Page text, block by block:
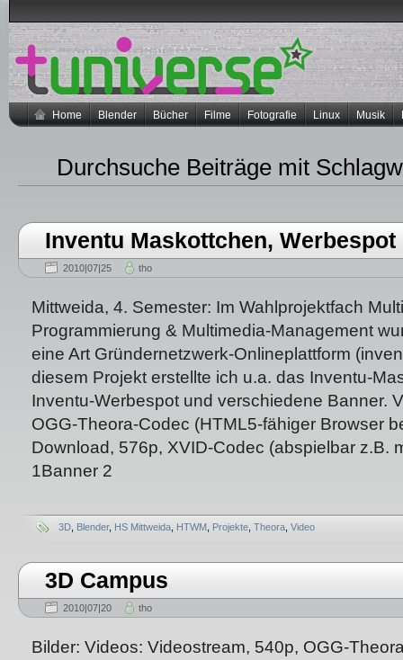
Home Blender Bücher Filme Fotografie Linux Musik
Durchsuche Beiträge mit
Inventu Maskottchen, Werbespot
2010|07|25 tho
Mittweida, 4. Semester: Im Wahlprojektfach
Programmierung & Multimedia-Management
eine Art Gründernetzwerk-Onlineplattform
diesem Projekt erstellte ich u.a. das Inventu-
Inventu-Werbespot und verschiedene Banner.
OGG-Theora-Codec (HTML5-fähiger Browser
Download, 576p, XVID-Codec (abspielbar z.B.
1Banner 2
3D Blender, HS Mittweida HTWM Projekte Theora Video
3D Campus
2010|07|20 tho
Bilder: Videos: Videostream, 540p, OGG-